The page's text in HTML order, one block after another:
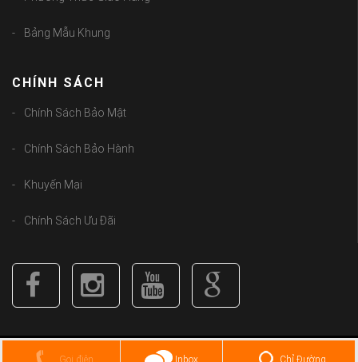
Bảng Mẫu Khung
CHÍNH SÁCH
Chính Sách Bảo Mật
Chính Sách Bảo Hành
Khuyến Mại
Chính Sách Ưu Đãi
Copyright (C) 2018 guongbolen.com . All Rights Reserved.
Chỉ Đường